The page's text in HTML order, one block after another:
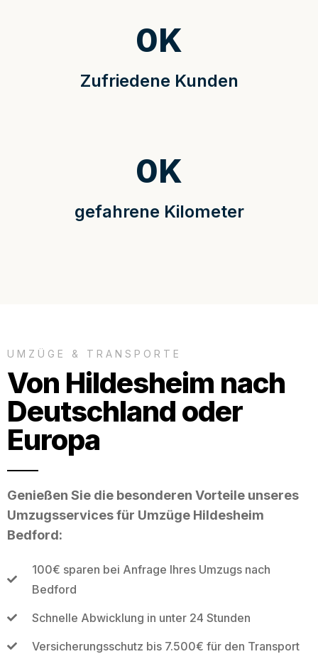
Zufriedene Kunden
0K
gefahrene Kilometer
0K
UMZÜGE & TRANSPORTE
Von Hildesheim nach
Deutschland oder
Europa
Genießen Sie die besonderen Vorteile unseres
Umzugsservices für Umzüge Hildesheim
Bedford:
100€ sparen bei Anfrage Ihres Umzugs nach
Bedford
Schnelle Abwicklung in unter 24 Stunden
Versicherungsschutz bis 7.500€ für den Transport